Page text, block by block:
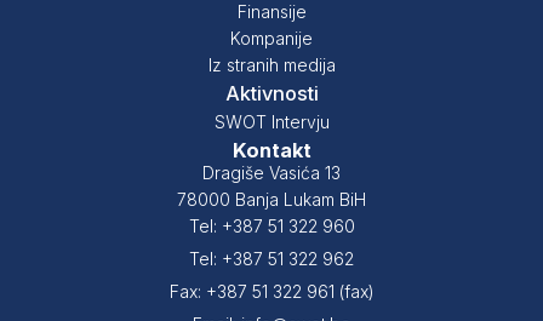
Finansije
Kompanije
Iz stranih medija
Aktivnosti
SWOT Intervju
Kontakt
Dragiše Vasića 13
78000 Banja Lukam BiH
Tel: +387 51 322 960
Tel: +387 51 322 962
Fax: +387 51 322 961 (fax)